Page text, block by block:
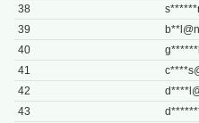
38
s******
39
b**
40
g******
41
c****
42
d****
43